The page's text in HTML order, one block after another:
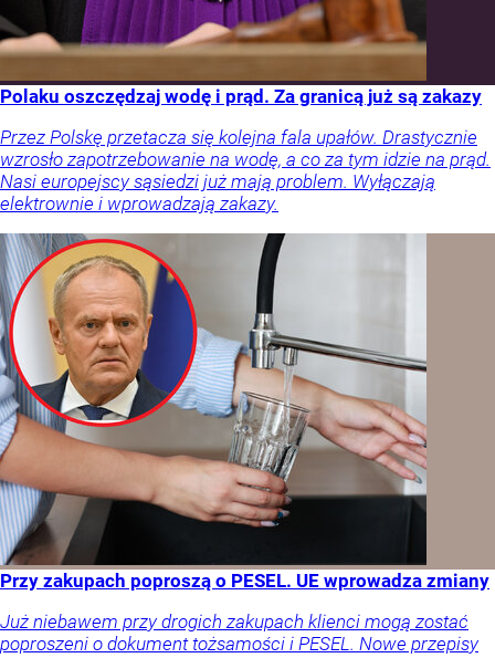
Polaku oszczędzaj wodę i prąd. Za granicą już są zakazy
Przez Polskę przetacza się kolejna fala upałów. Drastycznie
wzrosło zapotrzebowanie na wodę, a co za tym idzie na prąd.
Nasi europejscy sąsiedzi już mają problem. Wyłączają
elektrownie i wprowadzają zakazy.
Przy zakupach poproszą o PESEL. UE wprowadza zmiany
Już niebawem przy drogich zakupach klienci mogą zostać
poproszeni o dokument tożsamości i PESEL. Nowe przepisy